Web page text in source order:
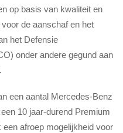
op basis van kwaliteit en
de aanschaf en het
het Defensie
onder andere gegund aan
een aantal Mercedes-Benz
10 jaar-durend Premium
afroep mogelijkheid voor